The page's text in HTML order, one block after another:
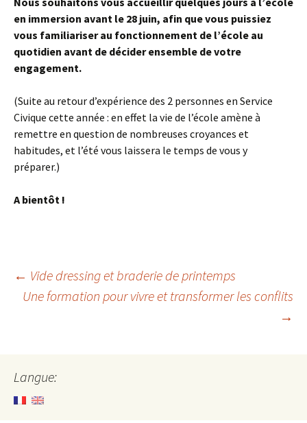
en immersion avant le 28 juin, afin que vous puissiez
vous familiariser au fonctionnement de l’école au
quotidien avant de décider ensemble de votre
engagement.
(Suite au retour d’expérience des 2 personnes en Service
Civique cette année : en effet la vie de l’école amène à
remettre en question de nombreuses croyances et
habitudes, et l’été vous laissera le temps de vous y
préparer.)
A bientôt !
Navigation
articles
← Vide dressing et braderie de printemps
Une formation pour vivre et transformer les conflits
→
Langue: